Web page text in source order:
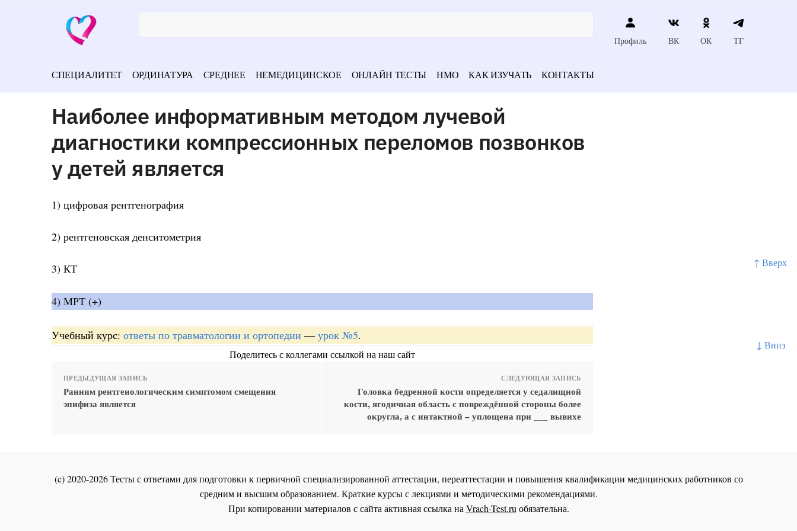
↑ Вверх
↓ Вниз
Профиль ВК ОК ТГ
СПЕЦИАЛИТЕТ ОРДИНАТУРА СРЕДНЕЕ НЕМЕДИЦИНСКОЕ ОНЛАЙН ТЕСТЫ НМО КАК ИЗУЧАТЬ КОНТАКТЫ
Наиболее информативным методом лучевой
диагностики компрессионных переломов позвонков
у детей является
1) цифровая рентгенография
2) рентгеновская денситометрия
3) КТ
4) МРТ (+)
Учебный курс: ответы по травматологии и ортопедии — урок №5.
Поделитесь с коллегами ссылкой на наш сайт
ПРЕДЫДУЩАЯ ЗАПИСЬ
Ранним рентгенологическим симптомом смещения
эпифиза является
СЛЕДУЮЩАЯ ЗАПИСЬ
Головка бедренной кости определяется у седалищной
кости, ягодичная область с повреждённой стороны более
округла, а с интактной – уплощена при ___ вывихе
(c) 2020-2026 Тесты с ответами для подготовки к первичной специализированной аттестации, переаттестации и повышения квалификации медицинских работников со
средним и высшим образованием. Краткие курсы с лекциями и методическими рекомендациями.
При копировании материалов с сайта активная ссылка наVrach-Test.ruобязательна.